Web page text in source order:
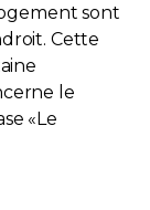
sont
Cette
le
«Le